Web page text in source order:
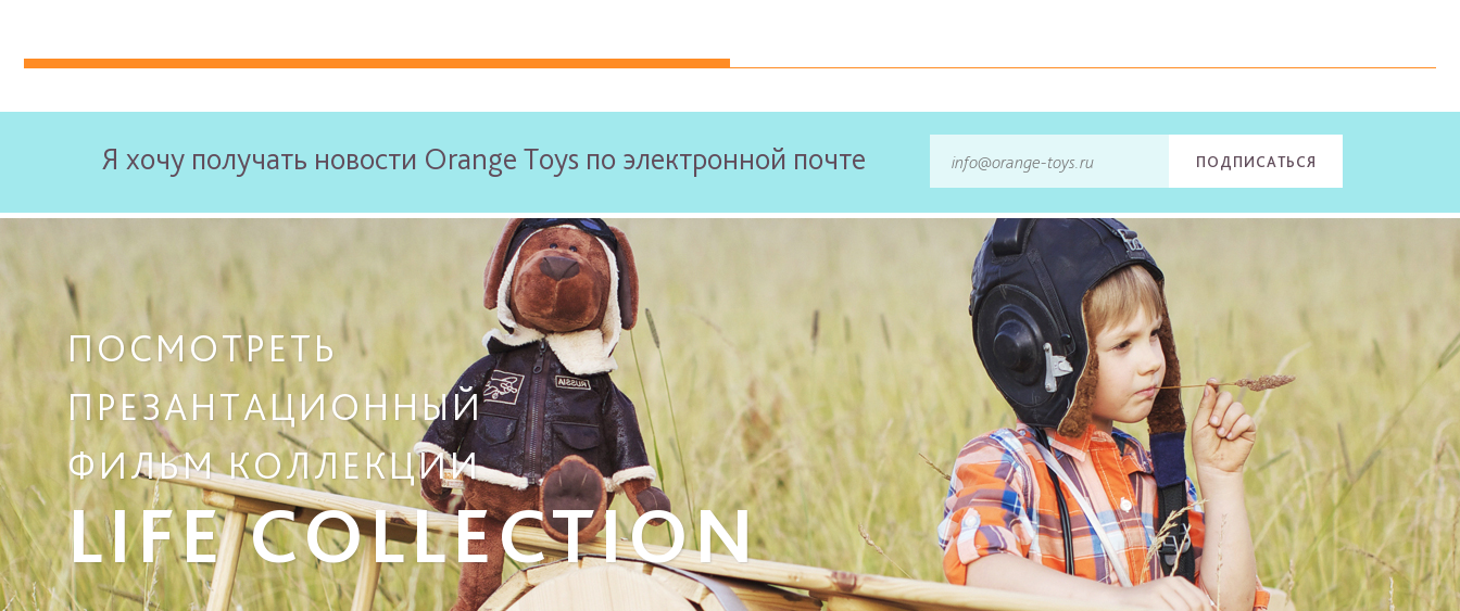
Я хочу получать новости Orange Toys по электронной почте ПОДПИСАТЬСЯ
ПОСМОТРЕТЬ
ПРЕЗАНТАЦИОННЫЙ
ФИЛЬМ КОЛЛЕКЦИИ
LIFE COLLECTION